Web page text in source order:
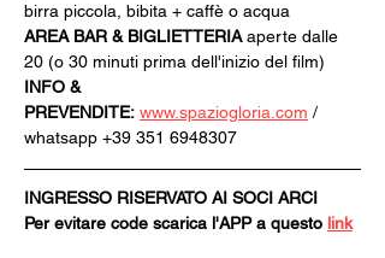
birra piccola, bibita + caffè o acqua
AREA BAR & BIGLIETTERIA aperte dalle
20 (o 30 minuti prima dell'inizio del film)
INFO &
PREVENDITE: www.spaziogloria.com /
whatsapp +39 351 6948307
INGRESSO RISERVATO AI SOCI ARCI
Per evitare code scarica l'APP a questo link